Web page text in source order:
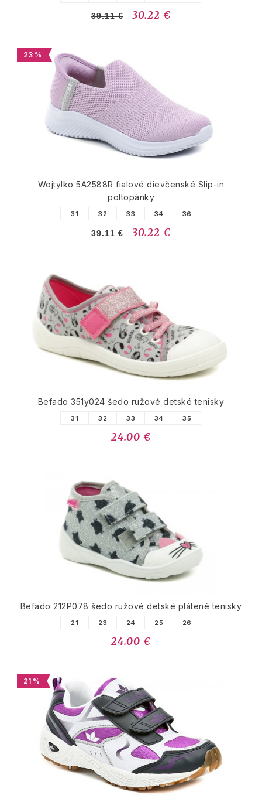
39.11 € 30.22 €
23 %
Wojtylko 5A2588R fialové dievčenské Slip-in
poltopánky
31 32 33 34 36
39.11 € 30.22 €
Befado 351y024 šedo ružové detské tenisky
31 32 33 34 35
24.00 €
Befado 212P078 šedo ružové detské plátené tenisky
21 23 24 25 26
24.00 €
21 %